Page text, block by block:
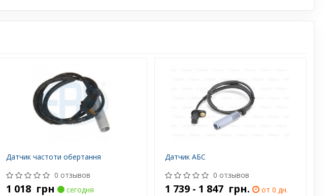
Датчик частоти обертання
0 отзывов
1 018 грн
сегодня
Датчик АБС
0 отзывов
1 739 - 1 847 грн.
от 0 дн.